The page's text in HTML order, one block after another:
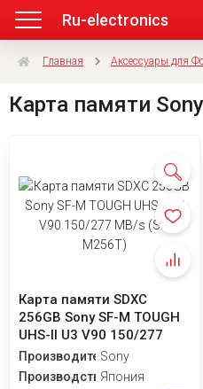
Ru-electronics
Главная Аксессуары для
Карта памяти Sony
Карта памяти SDXC
256GB Sony SF-M TOUGH
UHS-II U3 V90 150/277
MB/s (SF-M256T)
ПроизводительSony
ПроизводствоЯпония